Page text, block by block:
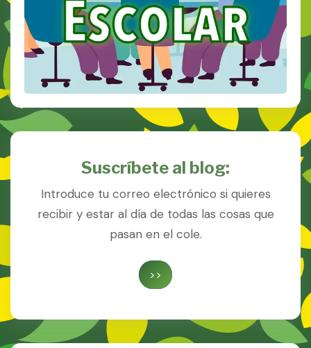
Suscríbete al blog:
Introduce tu correo electrónico si quieres
recibir y estar al día de todas las cosas que
pasan en el cole.
>>